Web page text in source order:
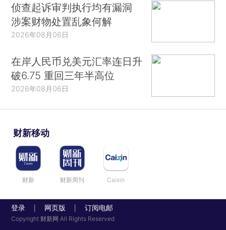
侦查起诉审判执行均有漏洞
涉案财物处置乱象何解
2026年08月06日
在岸人民币兑美元汇率连日升
破6.75 重回三年半高位
2026年08月06日
财新移动
财新 财新周刊 Caixin
登录 网页版 订阅电邮
Copyright 财新网 All Rights Reserved